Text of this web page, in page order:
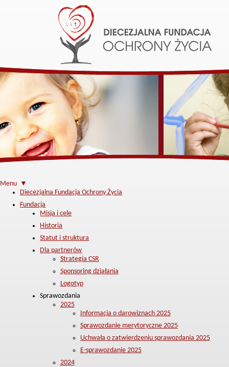
Menu ▼
Diecezjalna Fundacja Ochrony Życia
Fundacja
Misja i cele
Historia
Statut i struktura
Dla partnerów
Strategia CSR
Sponsoring działania
Logotyp
Sprawozdania
2025
Informacja o darowiznach 2025
Sprawozdanie merytoryczne 2025
Uchwała o zatwierdzeniu sprawozdania 2025
E-sprawozdanie 2025
2024